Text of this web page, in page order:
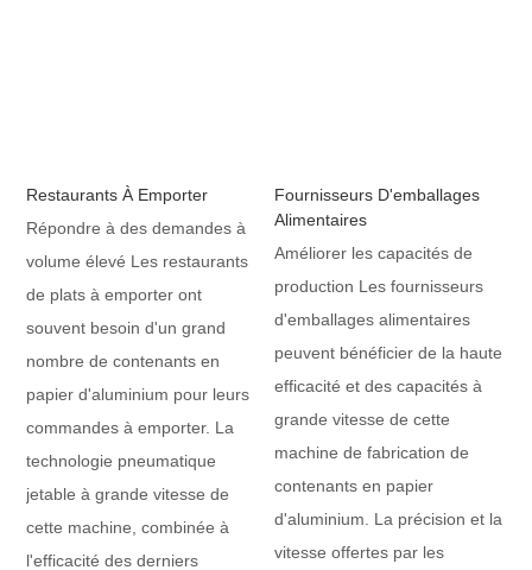
Restaurants À Emporter
Répondre à des demandes à
volume élevé Les restaurants
de plats à emporter ont
souvent besoin d'un grand
nombre de contenants en
papier d'aluminium pour leurs
commandes à emporter. La
technologie pneumatique
jetable à grande vitesse de
cette machine, combinée à
l'efficacité des derniers
Fournisseurs D'emballages
Alimentaires
Améliorer les capacités de
production Les fournisseurs
d'emballages alimentaires
peuvent bénéficier de la haute
efficacité et des capacités à
grande vitesse de cette
machine de fabrication de
contenants en papier
d'aluminium. La précision et la
vitesse offertes par les